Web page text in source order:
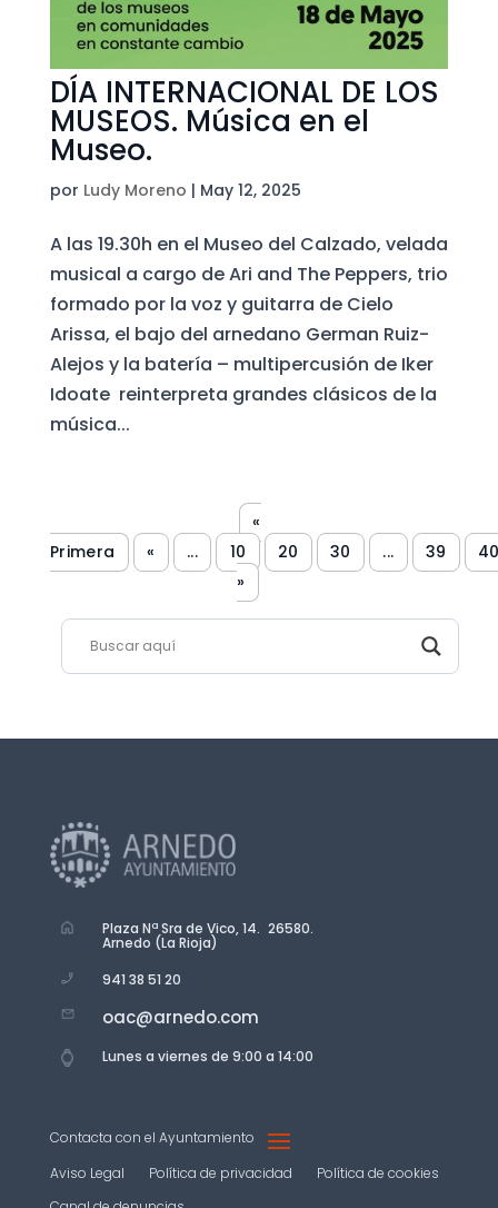
DÍA INTERNACIONAL DE LOS
MUSEOS. Música en el
Museo.
por Ludy Moreno | May 12, 2025
A las 19.30h en el Museo del Calzado, velada
musical a cargo de Ari and The Peppers, trio
formado por la voz y guitarra de Cielo
Arissa, el bajo del arnedano German Ruiz-
Alejos y la batería – multipercusión de Iker
Idoate reinterpreta grandes clásicos de la
música...
«
Primera
« ... 10 20 30 ... 39
»
Plaza Nª Sra de Vico, 14. 26580.
Arnedo (La Rioja)
941 38 51 20
oac@arnedo.com
Lunes a viernes de 9:00 a 14:00
Contacta con el Ayuntamiento
Aviso Legal
Política de privacidad
Política de cookies